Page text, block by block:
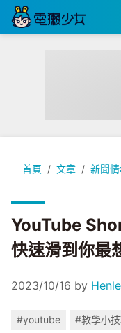
首頁 文章 新聞情
YouTube Shorts
YouTube
快速滑到你最
2023/10/16 by
#youtube #教學小